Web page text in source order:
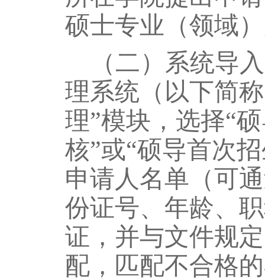
硕士专业（领域
（二）系统导
理系统（以下简称
理”模块，选择“
核”或“硕导首次
申请人名单（可
份证号、年龄、
证，并与文件规
配，匹配不合格